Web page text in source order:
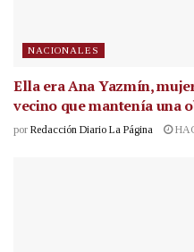
NACIONALES
Ella era Ana Yazmín,
vecino que mantenía una
por Redacción Diario La Página